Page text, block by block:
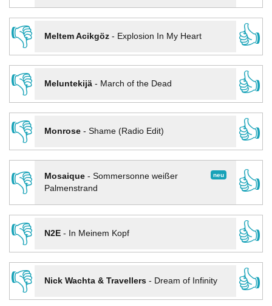
👎
Meltem Acikgöz- Explosion In My Heart
👍
👎
Meluntekijä- March of the Dead
👍
👎
Monrose- Shame (Radio Edit)
👍
👎
neu
Mosaique- Sommersonne weißer
Palmenstrand
👍
👎
N2E- In Meinem Kopf
👍
👎
Nick Wachta & Travellers- Dream of Infinity
👍